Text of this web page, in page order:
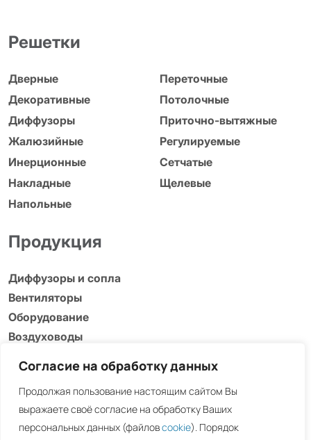
Согласие на обработку данных
Продолжая пользование настоящим сайтом Вы
выражаете своё согласие на обработку Ваших
персональных данных (файловcookie). Порядок
Решетки
Дверные
Декоративные
Диффузоры
Жалюзийные
Инерционные
Накладные
Напольные
Переточные
Потолочные
Приточно-вытяжные
Регулируемые
Сетчатые
Щелевые
Продукция
Диффузоры и сопла
Вентиляторы
Оборудование
Воздуховоды
Информация
Загрузки
Скачать каталог 2025 (PDF)